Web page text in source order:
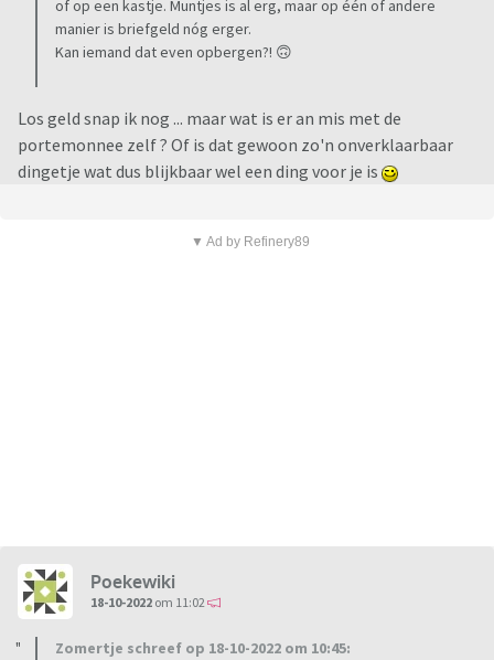
of op een kastje. Muntjes is al erg, maar op één of andere
manier is briefgeld nóg erger.
Kan iemand dat even opbergen?! 🙃
Los geld snap ik nog ... maar wat is er an mis met de
portemonnee zelf ? Of is dat gewoon zo'n onverklaarbaar
dingetje wat dus blijkbaar wel een ding voor je is
▼ Ad by Refinery89
Poekewiki
18-10-2022 om 11:02
Zomertje schreef op 18-10-2022 om 10:45: